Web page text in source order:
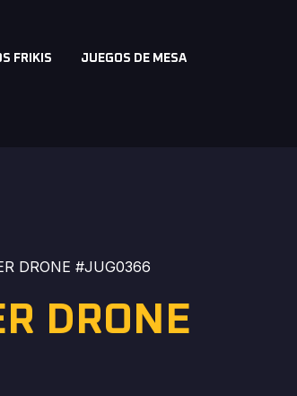
FRIKIS JUEGOS DE MESA
DRONE #JUG0366
DRONE